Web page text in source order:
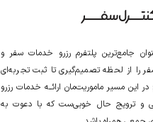
جامع‌ترین پلتفرم رزرو خدمات سفر و
را از لحظه‌ تصمیم‌گیری تا ثبت تجربه‌ای
در این مسیر‍ ماموریت‌مان اراﺋــﻪ خدمات رزرو
و ترویج حال خوبی‌ست که با دعوت به